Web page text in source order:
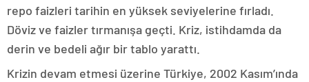
repo faizleri tarihin en yüksek seviyelerine fırladı.
Döviz ve faizler tırmanışa geçti. Kriz, istihdamda da
derin ve bedeli ağır bir tablo yarattı.
Krizin devam etmesi üzerine Türkiye, 2002 Kasım’ında